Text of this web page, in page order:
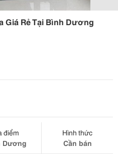
Giá Rẻ Tại Bình Dương
điểm
Dương
Hình thức
Cần bán